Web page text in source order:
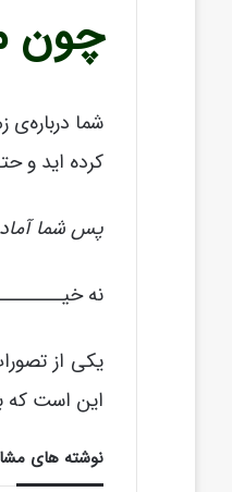
چون
شما درباره‌ی
کرده اید و
پس شما
نه
یکی از
این است که
نوشته های